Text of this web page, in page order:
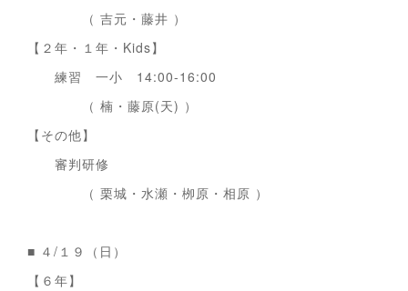
（ 吉元・藤井 ）
【２年・１年・Kids】
練習 一小 14:00-16:00
（ 楠・藤原(天) ）
【その他】
審判研修
（ 栗城・水瀬・栁原・相原 ）
■ ４/１９（日）
【６年】